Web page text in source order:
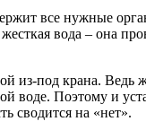
все нужные
вода – она
из-под крана.
воде. Поэтому и
сводится на «нет».